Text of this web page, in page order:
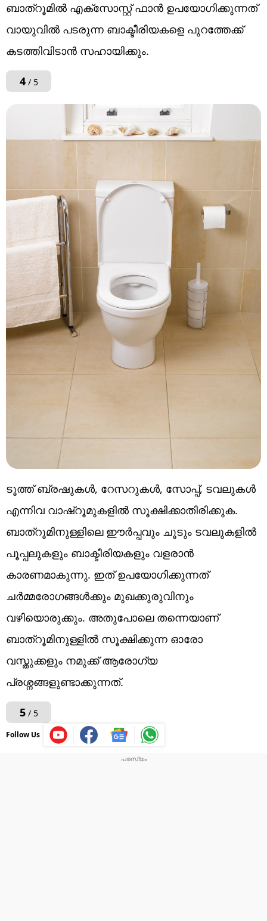
ബാത്റൂമിൽ എക്സോസ്റ്റ് ഫാൻ ഉപയോഗിക്കുന്നത്
വായുവിൽ പടരുന്ന ബാക്ടീരിയകളെ പുറത്തേക്ക്
കടത്തിവിടാൻ സഹായിക്കും.
4/ 5
ടൂത്ത് ബ്രഷുകൾ, റേസറുകൾ, സോപ്പ്, ടവലുകൾ
എന്നിവ വാഷ്‌റൂമുകളിൽ സൂക്ഷിക്കാതിരിക്കുക.
ബാത്റൂമിനുള്ളിലെ ഈർപ്പവും ചൂടും ടവലുകളിൽ
പൂപ്പലുകളും ബാക്ടീരിയകളും വളരാൻ
കാരണമാകുന്നു. ഇത് ഉപയോഗിക്കുന്നത്
ചർമ്മരോഗങ്ങൾക്കും മുഖക്കുരുവിനും
വഴിയൊരുക്കും. അതുപോലെ തന്നെയാണ്
ബാത്റൂമിനുള്ളിൽ സൂക്ഷിക്കുന്ന ഓരോ
വസ്തുക്കളും നമുക്ക് ആരോ​ഗ്യ
പ്രശ്നങ്ങളുണ്ടാക്കുന്നത്.
5/ 5
Follow Us